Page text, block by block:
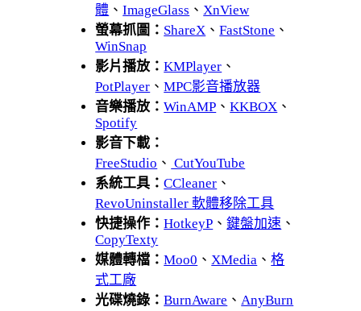
體 、ImageGlass 、 XnView
螢幕抓圖： ShareX 、FastStone 、
WinSnap
影片播放：KMPlayer 、
PotPlayer 、MPC影音播放器
音樂播放：WinAMP 、KKBOX 、
Spotify
影音下載：
FreeStudio 、 CutYouTube
系統工具：CCleaner 、
RevoUninstaller 軟體移除工具
快捷操作：HotkeyP 、鍵盤加速 、
CopyTexty
媒體轉檔：Moo0 、 XMedia 、格
式工廠
光碟燒錄：BurnAware 、 AnyBurn